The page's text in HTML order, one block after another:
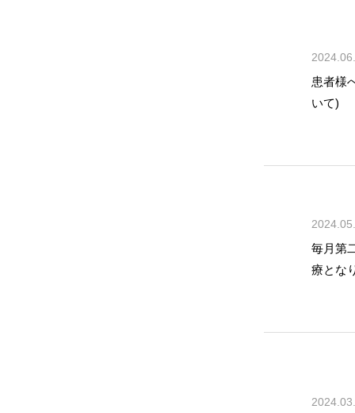
患者様
いて)
毎月第
療とな